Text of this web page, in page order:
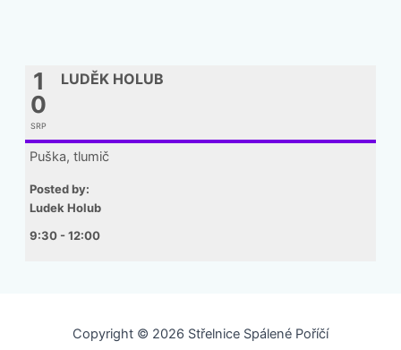
1
0
SRP
LUDĚK HOLUB
Puška, tlumič
Posted by:
Ludek Holub
9:30 - 12:00
Copyright © 2026 Střelnice Spálené Poříčí